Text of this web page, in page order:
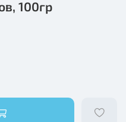
100гр